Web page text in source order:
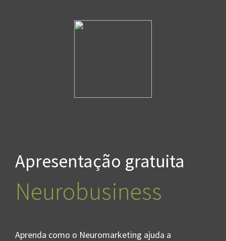
Apresentação gratuita
Neurobusiness
Aprenda como o Neuromarketing ajuda a